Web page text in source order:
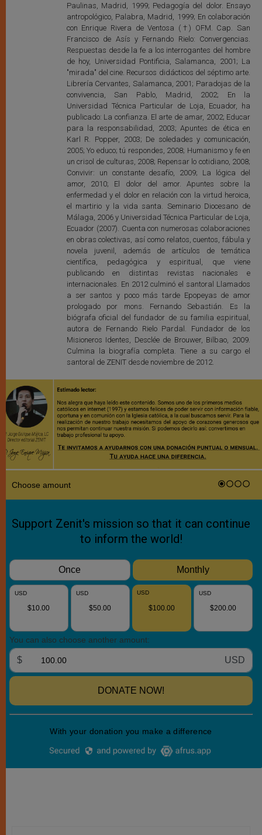
Paulinas, Madrid, 1999; Pedagogía del dolor. Ensayo
antropológico, Palabra, Madrid, 1999; En colaboración
con Enrique Rivera de Ventosa (†) OFM. Cap. San
Francisco de Asís y Fernando Rielo: Convergencias.
Respuestas desde la fe a los interrogantes del hombre
de hoy, Universidad Pontificia, Salamanca, 2001; La
"mirada" del cine. Recursos didácticos del séptimo arte.
Librería Cervantes, Salamanca, 2001; Paradojas de la
convivencia, San Pablo, Madrid, 2002; En la
Universidad Técnica Particular de Loja, Ecuador, ha
publicado: La confianza. El arte de amar, 2002; Educar
para la responsabilidad, 2003; Apuntes de ética en
Karl R. Popper, 2003; De soledades y comunicación,
2005; Yo educo; tú respondes, 2008; Humanismo y fe en
un crisol de culturas, 2008; Repensar lo cotidiano, 2008;
Convivir: un constante desafío, 2009; La lógica del
amor, 2010; El dolor del amor. Apuntes sobre la
enfermedad y el dolor en relación con la virtud heroica,
el martirio y la vida santa. Seminario Diocesano de
Málaga, 2006 y Universidad Técnica Particular de Loja,
Ecuador (2007). Cuenta con numerosas colaboraciones
en obras colectivas, así como relatos, cuentos, fábula y
novela juvenil, además de artículos de temática
científica, pedagógica y espiritual, que viene
publicando en distintas revistas nacionales e
internacionales. En 2012 culminó el santoral Llamados
a ser santos y poco más tarde Epopeyas de amor
prologado por mons. Fernando Sebastián. Es la
biógrafa oficial del fundador de su familia espiritual,
autora de Fernando Rielo Pardal. Fundador de los
Misioneros Identes, Desclée de Brouwer, Bilbao, 2009.
Culmina la biografía completa. Tiene a su cargo el
santoral de ZENIT desde noviembre de 2012.